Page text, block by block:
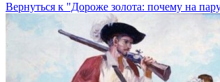
Вернуться к "Дороже золота: почему на